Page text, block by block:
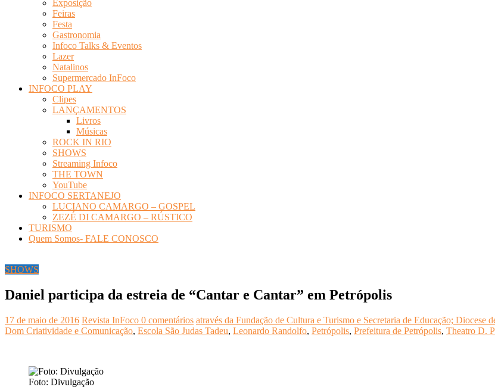
Exposição
Feiras
Festa
Gastronomia
Infoco Talks & Eventos
Lazer
Natalinos
Supermercado InFoco
INFOCO PLAY
Clipes
LANÇAMENTOS
Livros
Músicas
ROCK IN RIO
SHOWS
Streaming Infoco
THE TOWN
YouTube
INFOCO SERTANEJO
LUCIANO CAMARGO – GOSPEL
ZEZÉ DI CAMARGO – RÚSTICO
TURISMO
Quem Somos- FALE CONOSCO
SHOWS
Daniel participa da estreia de “Cantar e Cantar” em Petrópolis
17 de maio de 2016 Revista InFoco 0 comentários através da Fundação de Cultura e Turismo e Secretaria de Educação; Diocese
Dom Criatividade e Comunicação, Escola São Judas Tadeu, Leonardo Randolfo, Petrópolis, Prefeitura de Petrópolis, Theatro D.
Foto: Divulgação